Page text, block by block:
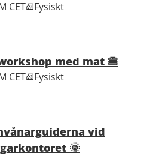
CET Fysiskt
med mat 🍔
CET Fysiskt
vid
🌞